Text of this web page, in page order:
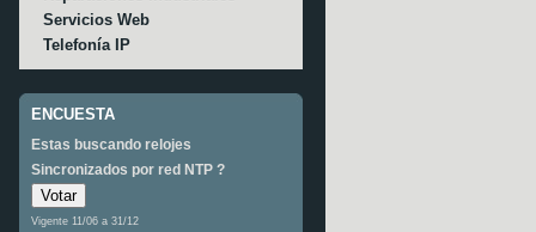
Servicios Web
Telefonía IP
ENCUESTA
Estas buscando relojes
Sincronizados por red NTP ?
Vigente 11/06 a 31/12